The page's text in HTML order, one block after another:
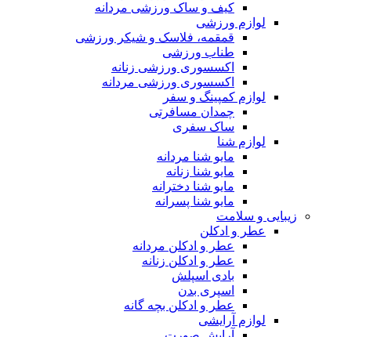
کیف و ساک ورزشی مردانه
لوازم ورزشی
قمقمه، فلاسک و شیکر ورزشی
طناب ورزشی
اکسسوری ورزشی زنانه
اکسسوری ورزشی مردانه
لوازم کمپینگ و سفر
چمدان مسافرتی
ساک سفری
لوازم شنا
مایو شنا مردانه
مایو شنا زنانه
مایو شنا دخترانه
مایو شنا پسرانه
زیبایی و سلامت
عطر و ادکلن
عطر و ادکلن مردانه
عطر و ادکلن زنانه
بادی اسپلش
اسپری بدن
عطر و ادکلن بچه گانه
لوازم آرایشی